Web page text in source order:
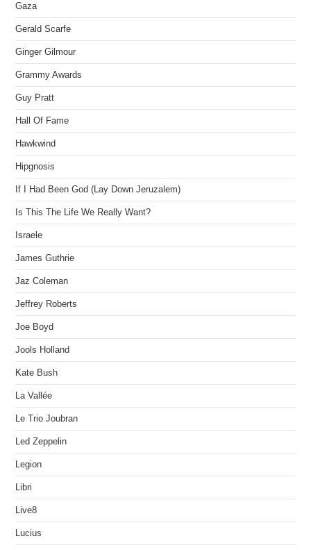
Gaza
Gerald Scarfe
Ginger Gilmour
Grammy Awards
Guy Pratt
Hall Of Fame
Hawkwind
Hipgnosis
If I Had Been God (Lay Down Jeruzalem)
Is This The Life We Really Want?
Israele
James Guthrie
Jaz Coleman
Jeffrey Roberts
Joe Boyd
Jools Holland
Kate Bush
La Vallée
Le Trio Joubran
Led Zeppelin
Legion
Libri
Live8
Lucius